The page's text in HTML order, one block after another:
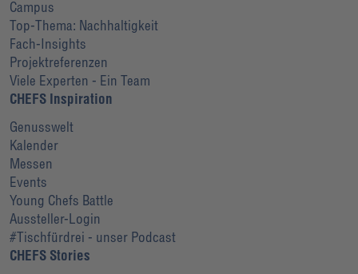
Campus
Top-Thema: Nachhaltigkeit
Fach-Insights
Projektreferenzen
Viele Experten - Ein Team
CHEFS Inspiration
Genusswelt
Kalender
Messen
Events
Young Chefs Battle
Aussteller-Login
#Tischfürdrei - unser Podcast
CHEFS Stories